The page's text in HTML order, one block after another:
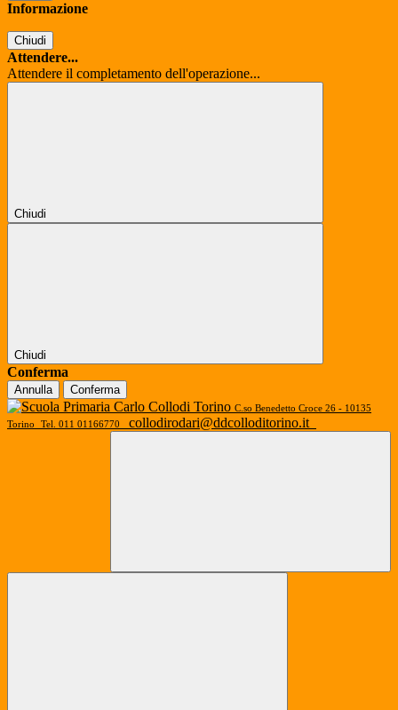
Informazione
Chiudi
Attendere...
Attendere il completamento dell'operazione...
Chiudi
Chiudi
Conferma
Annulla Conferma
C.so Benedetto Croce 26 - 10135
Torino
Tel. 011 01166770 collodirodari@ddcolloditorino.it